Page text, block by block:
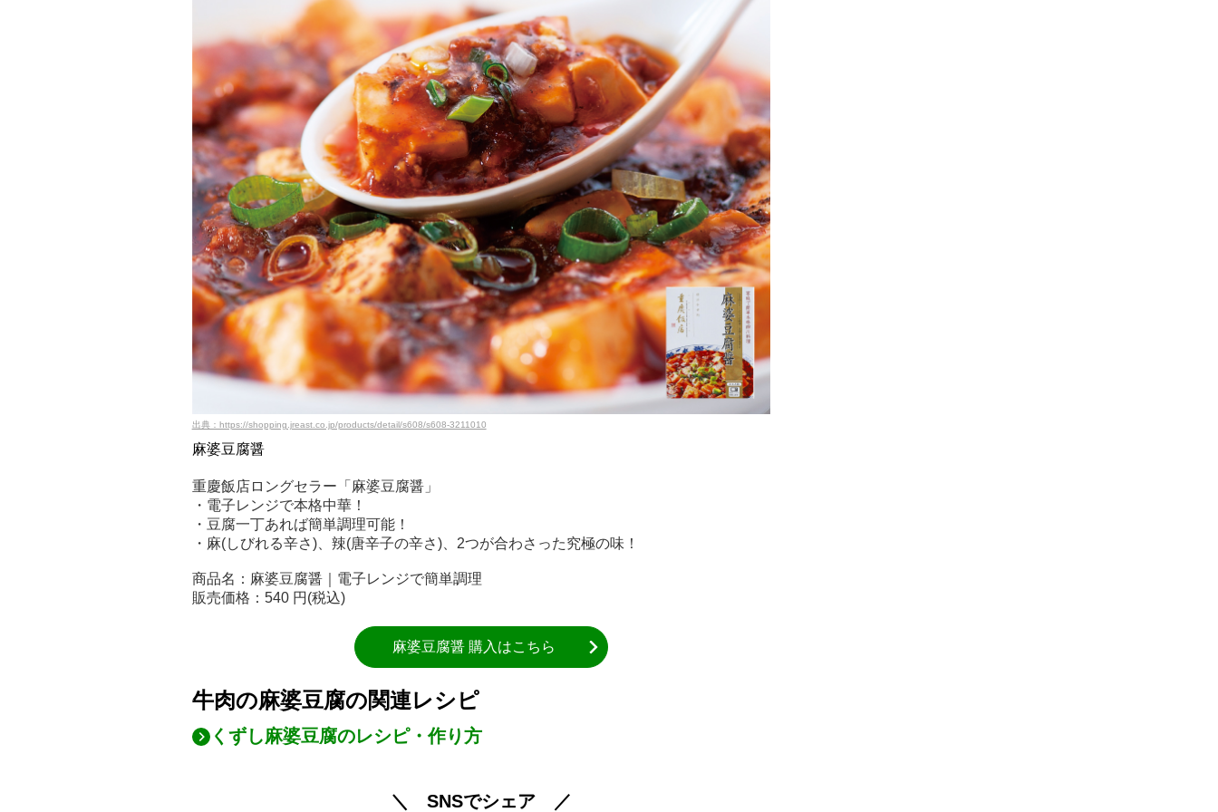
出典：https://shopping.jreast.co.jp/products/detail/s608/s608-3211010
麻婆豆腐醤
重慶飯店ロングセラー「麻婆豆腐醤」
・電子レンジで本格中華！
・豆腐一丁あれば簡単調理可能！
・麻(しびれる辛さ)、辣(唐辛子の辛さ)、2つが合わさった究極の味！
商品名：麻婆豆腐醤｜電子レンジで簡単調理
販売価格：540 円(税込)
麻婆豆腐醤 購入はこちら
牛肉の麻婆豆腐の関連レシピ
くずし麻婆豆腐のレシピ・作り方
＼ SNSでシェア ／